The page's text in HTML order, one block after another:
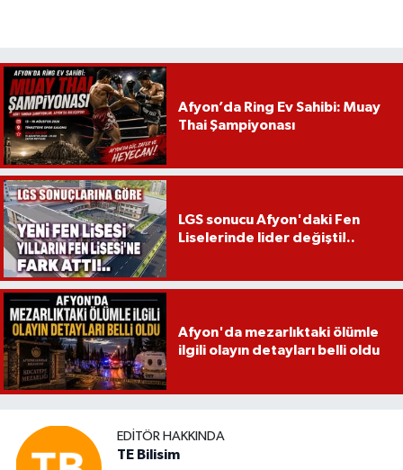
Afyon’da Ring Ev Sahibi: Muay
Thai Şampiyonası
LGS sonucu Afyon'daki Fen
Liselerinde lider değişti!..
Afyon'da mezarlıktaki ölümle
ilgili olayın detayları belli oldu
EDITÖR HAKKINDA
TE Bilisim